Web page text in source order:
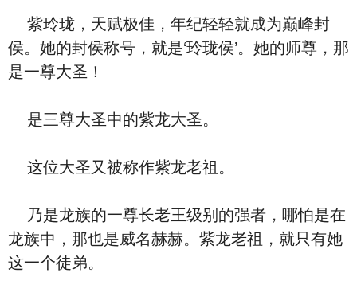
紫玲珑，天赋极佳，年纪轻轻就成为巅峰封
侯。她的封侯称号，就是‘玲珑侯’。她的师尊，那
是一尊大圣！
是三尊大圣中的紫龙大圣。
这位大圣又被称作紫龙老祖。
乃是龙族的一尊长老王级别的强者，哪怕是在
龙族中，那也是威名赫赫。紫龙老祖，就只有她
这一个徒弟。